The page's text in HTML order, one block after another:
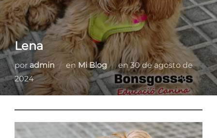
Lena
por admin en Mi Blog enPublicado
el
30 de agosto de
2024